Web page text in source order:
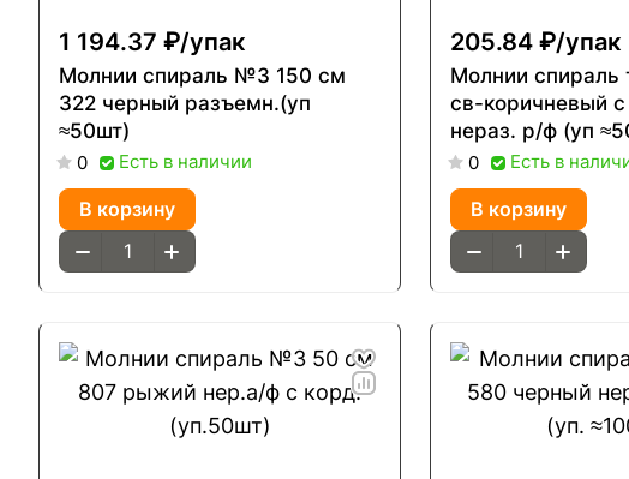
1 194.37 ₽/упак
Молнии спираль №3 150 см
322 черный разъемн.(уп
≈50шт)
0 Есть в наличии
В корзину
205.84 ₽/упак
Молнии спираль
св-коричневый
нераз. р/ф (уп
0 Есть в
В корзину